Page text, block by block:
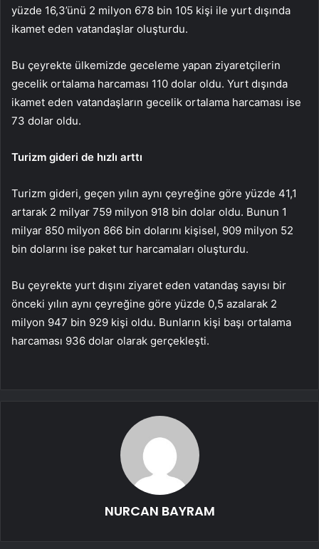
yüzde 16,3’ünü 2 milyon 678 bin 105 kişi ile yurt dışında
ikamet eden vatandaşlar oluşturdu.
Bu çeyrekte ülkemizde geceleme yapan ziyaretçilerin
gecelik ortalama harcaması 110 dolar oldu. Yurt dışında
ikamet eden vatandaşların gecelik ortalama harcaması ise
73 dolar oldu.
Turizm gideri de hızlı arttı
Turizm gideri, geçen yılın aynı çeyreğine göre yüzde 41,1
artarak 2 milyar 759 milyon 918 bin dolar oldu. Bunun 1
milyar 850 milyon 866 bin dolarını kişisel, 909 milyon 52
bin dolarını ise paket tur harcamaları oluşturdu.
Bu çeyrekte yurt dışını ziyaret eden vatandaş sayısı bir
önceki yılın aynı çeyreğine göre yüzde 0,5 azalarak 2
milyon 947 bin 929 kişi oldu. Bunların kişi başı ortalama
harcaması 936 dolar olarak gerçekleşti.
NURCAN BAYRAM